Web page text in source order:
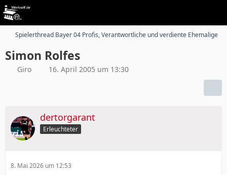
Spielerthread Bayer 04 Profis, Verantwortliche und verdiente Ehemalige
Simon Rolfes
Giro 16. April 2005 um 13:30
dertorgarant
Erleuchteter
8. Mai 2026 um 12:53